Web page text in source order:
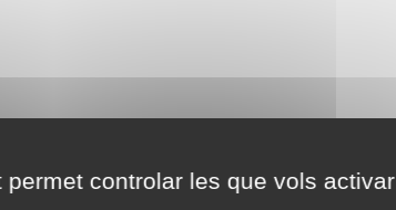
controlar les que vols activar